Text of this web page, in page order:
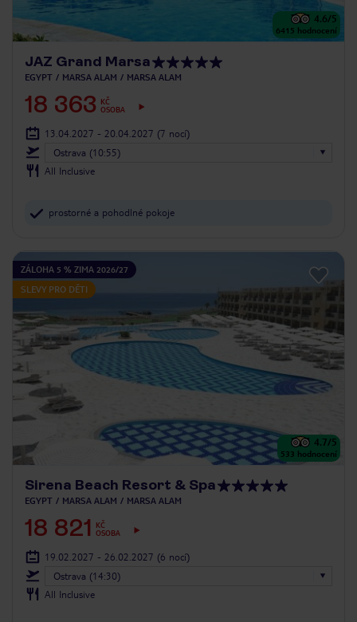
4.6/5
6415 hodnocení
JAZ Grand Marsa
EGYPT MARSA ALAM MARSA ALAM
18 363
KČ
OSOBA
13.04.2027 - 20.04.2027 (7 nocí)
Ostrava (10:55)
All Inclusive
prostorné a pohodlné pokoje
ZÁLOHA 5 % ZIMA 2026/27
SLEVY PRO DĚTI
4.7/5
533 hodnocení
Sirena Beach Resort & Spa
EGYPT MARSA ALAM MARSA ALAM
18 821
KČ
OSOBA
19.02.2027 - 26.02.2027 (6 nocí)
Ostrava (14:30)
All Inclusive